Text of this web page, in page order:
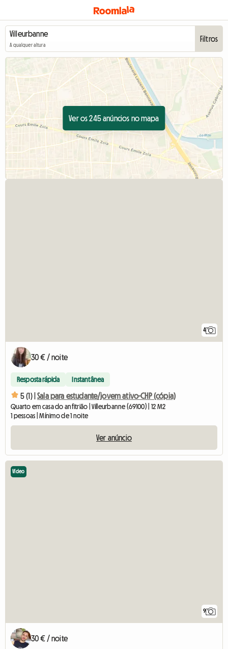
A qualquer altura
Filtros
Ver os 245 anúncios no mapa
4
30 € / noite
Resposta rápida Instantânea
5 (1) | Sala para estudante/jovem ativo-CHP (cópia)
Quarto em casa do anfitrião | Villeurbanne (69100) | 12 M2
1 pessoas | Mínimo de 1 noite
Ver anúncio
9
Vídeo
30 € / noite